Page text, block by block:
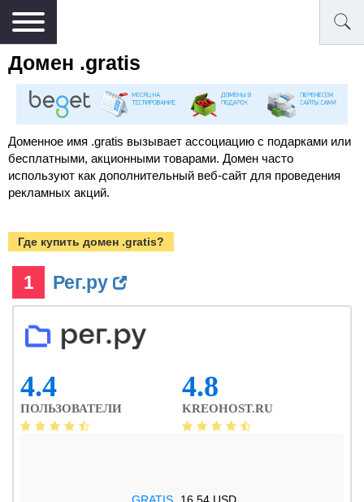
Домен .gratis
Доменное имя .gratis вызывает ассоциацию с подарками или
бесплатными, акционными товарами. Домен часто
используют как дополнительный веб-сайт для проведения
рекламных акций.
Где купить домен .gratis?
1 Рег.ру
4.4
ПОЛЬЗОВАТЕЛИ
4.8
KREOHOST.RU